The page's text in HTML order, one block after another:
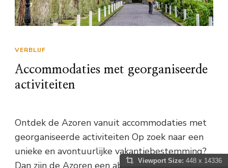
VERBLIJF
Accommodaties met georganiseerde
activiteiten
Ontdek de Azoren vanuit accommodaties met
georganiseerde activiteiten Op zoek naar een
unieke en avontuurlijke vakantiebestemming?
Dan zijn de Azoren een absolute aanrader.
Viewport Size: 448 x 14336